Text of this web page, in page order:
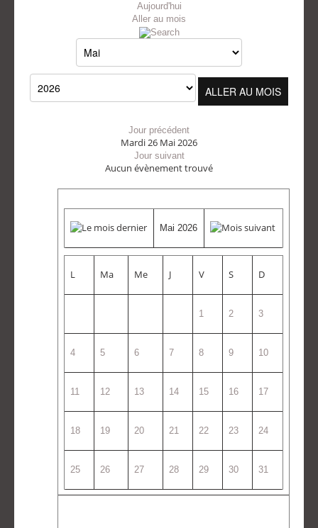
Aujourd'hui
Aller au mois
ALLER AU MOIS
Jour précédent
Mardi 26 Mai 2026
Jour suivant
Aucun évènement trouvé
Mai 2026
L Ma Me J V S D
1 2 3
4 5 6 7 8 9 10
11 12 13 14 15 16 17
18 19 20 21 22 23 24
25 26 27 28 29 30 31